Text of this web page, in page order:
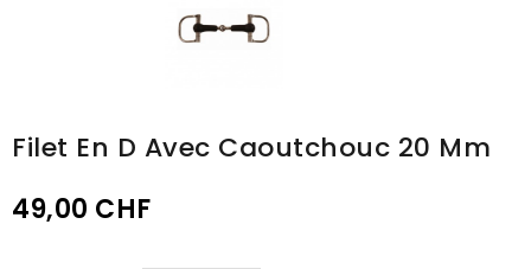
Filet En D Avec Caoutchouc 20 Mm
49,00 CHF